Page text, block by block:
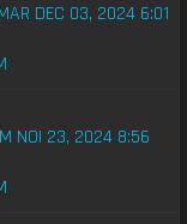
DEC 03, 2024 6:01
NOI 23, 2024 8:56